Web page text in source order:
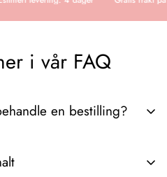
i vår FAQ
en bestilling?
detaljer angående